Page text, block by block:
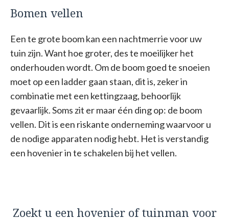
Bomen vellen
Een te grote boom kan een nachtmerrie voor uw
tuin zijn. Want hoe groter, des te moeilijker het
onderhouden wordt. Om de boom goed te snoeien
moet op een ladder gaan staan, dit is, zeker in
combinatie met een kettingzaag, behoorlijk
gevaarlijk. Soms zit er maar één ding op: de boom
vellen. Dit is een riskante onderneming waarvoor u
de nodige apparaten nodig hebt. Het is verstandig
een hovenier in te schakelen bij het vellen.
Zoekt u een hovenier of tuinman voor